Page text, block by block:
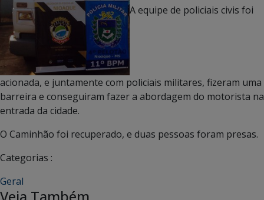
A equipe de policiais civis foi
acionada, e juntamente com policiais militares, fizeram uma
barreira e conseguiram fazer a abordagem do motorista na
entrada da cidade.
O Caminhão foi recuperado, e duas pessoas foram presas.
Categorias :
Geral